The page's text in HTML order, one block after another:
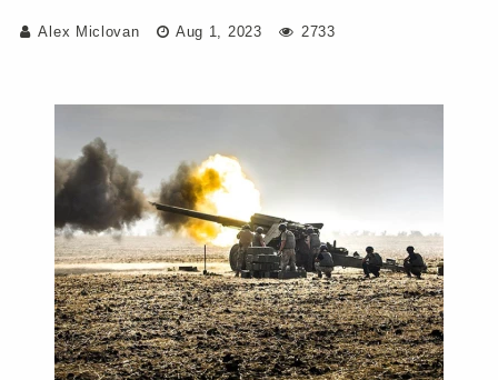
Alex Miclovan Aug 1, 2023 2733